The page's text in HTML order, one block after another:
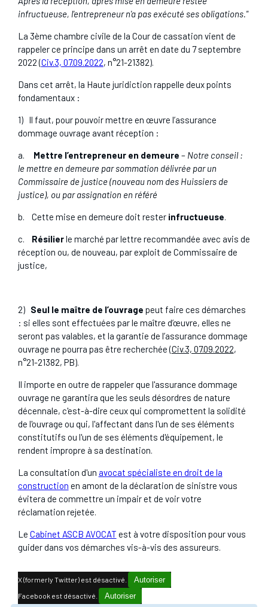
infructueuse, l'entrepreneur n'a pas exécuté ses obligations."
La 3ème chambre civile de la Cour de cassation vient de
rappeler ce principe dans un arrêt en date du 7 septembre
2022 (Civ.3, 07.09.2022, n°21-21382).
Dans cet arrêt, la Haute juridiction rappelle deux points
fondamentaux :
1) Il faut, pour pouvoir mettre en œuvre l’assurance
dommage ouvrage avant réception :
a. Mettre l’entrepreneur en demeure – Notre conseil :
le mettre en demeure par sommation délivrée par un
Commissaire de justice (nouveau nom des Huissiers de
justice), ou par assignation en référé
b. Cette mise en demeure doit rester infructueuse.
c. Résilierle marché par lettre recommandée avec avis de
réception ou, de nouveau, par exploit de Commissaire de
justice,
2) Seul le maître de l’ouvrage peut faire ces démarches
: si elles sont effectuées par le maître d’œuvre, elles ne
seront pas valables, et la garantie de l’assurance dommage
ouvrage ne pourra pas être recherchée (Civ.3, 07.09.2022,
n°21-21382, PB).
Il importe en outre de rappeler que l'assurance dommage
ouvrage ne garantira que les seuls désordres de nature
décennale, c'est-à-dire ceux qui compromettent la solidité
de l'ouvrage ou qui, l'affectant dans l'un de ses éléments
constitutifs ou l'un de ses éléments d'équipement, le
rendent impropre à sa destination.
La consultation d'un avocat spécialiste en droit de la
construction en amont de la déclaration de sinistre vous
évitera de commettre un impair et de voir votre
réclamation rejetée.
Le Cabinet ASCB AVOCAT est à votre disposition pour vous
guider dans vos démarches vis-à-vis des assureurs.
X (formerly Twitter) est désactivé. Autoriser
Facebook est désactivé. Autoriser